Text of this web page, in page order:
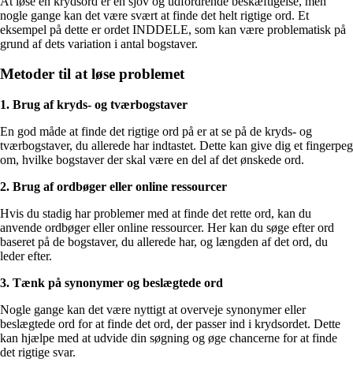
nogle gange kan det være svært at finde det helt rigtige ord. Et
eksempel på dette er ordet INDDELE, som kan være problematisk på
grund af dets variation i antal bogstaver.
Metoder til at løse problemet
1. Brug af kryds- og tværbogstaver
En god måde at finde det rigtige ord på er at se på de kryds- og
tværbogstaver, du allerede har indtastet. Dette kan give dig et fingerpeg
om, hvilke bogstaver der skal være en del af det ønskede ord.
2. Brug af ordbøger eller online ressourcer
Hvis du stadig har problemer med at finde det rette ord, kan du
anvende ordbøger eller online ressourcer. Her kan du søge efter ord
baseret på de bogstaver, du allerede har, og længden af det ord, du
leder efter.
3. Tænk på synonymer og beslægtede ord
Nogle gange kan det være nyttigt at overveje synonymer eller
beslægtede ord for at finde det ord, der passer ind i krydsordet. Dette
kan hjælpe med at udvide din søgning og øge chancerne for at finde
det rigtige svar.